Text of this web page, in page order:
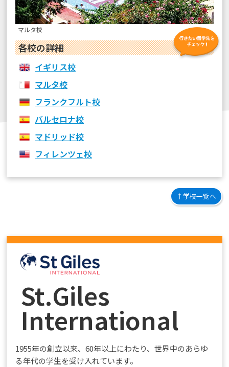
マルタ校
各校の詳細
イギリス校
マルタ校
フランクフルト校
バルセロナ校
マドリッド校
フィレンツェ校
↑学校一覧へ
St.Giles
International
1955年の創立以来、60年以上にわたり、世界中のあらゆ
る年代の学生を受け入れています。